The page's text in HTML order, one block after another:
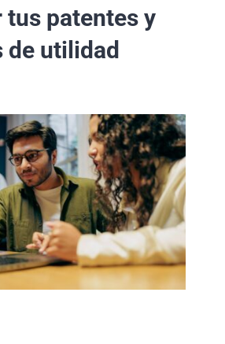
tus patentes y
de utilidad